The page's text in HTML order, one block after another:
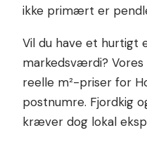
ikke primært er
Vil du have et hurtigt
markedsværdi? Vores
reelle m²-priser for
postnumre. Fjordkig
kræver dog lokal